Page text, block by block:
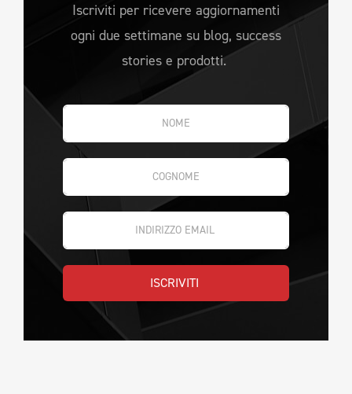
Iscriviti per ricevere aggiornamenti
ogni due settimane su blog, success
stories e prodotti.